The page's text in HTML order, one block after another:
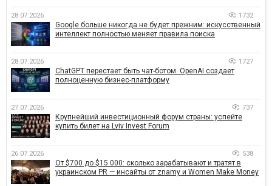
28.07.2026 1732
Google больше никогда не будет прежним: искусственный
интеллект полностью меняет правила поиска
28.07.2026 1727
ChatGPT перестает быть чат-ботом. OpenAI создает
полноценную бизнес-платформу
27.07.2026 737
Крупнейший инвестиционный форум страны: успейте
купить билет на Lviv Invest Forum
26.07.2026 538
От $700 до $15 000: сколько зарабатывают и тратят в
украинском PR — инсайты от znamy и Women Make Money